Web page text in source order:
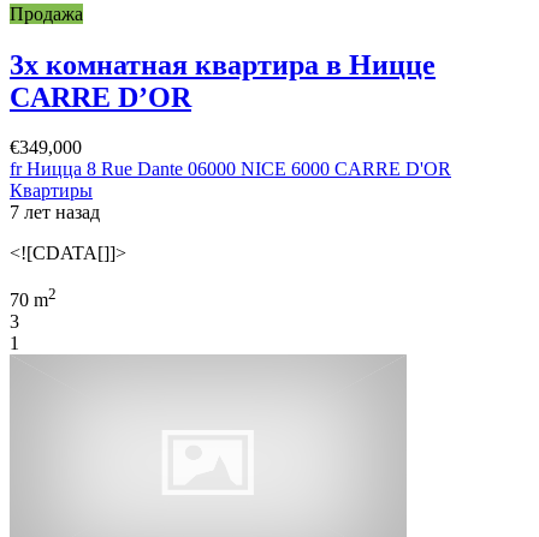
Продажа
3х комнатная квартира в Ницце
CARRE D’OR
€349,000
fr Ницца 8 Rue Dante 06000 NICE 6000 CARRE D'OR
Квартиры
7 лет назад
<![CDATA[]]>
70 m2
3
1